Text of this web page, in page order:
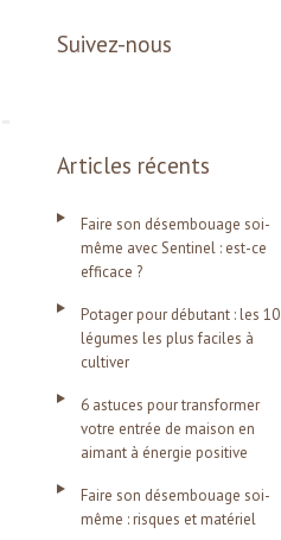
Suivez-nous
Articles récents
Faire son désembouage soi-
même avec Sentinel : est-ce
efficace ?
Potager pour débutant : les 10
légumes les plus faciles à
cultiver
6 astuces pour transformer
votre entrée de maison en
aimant à énergie positive
Faire son désembouage soi-
même : risques et matériel